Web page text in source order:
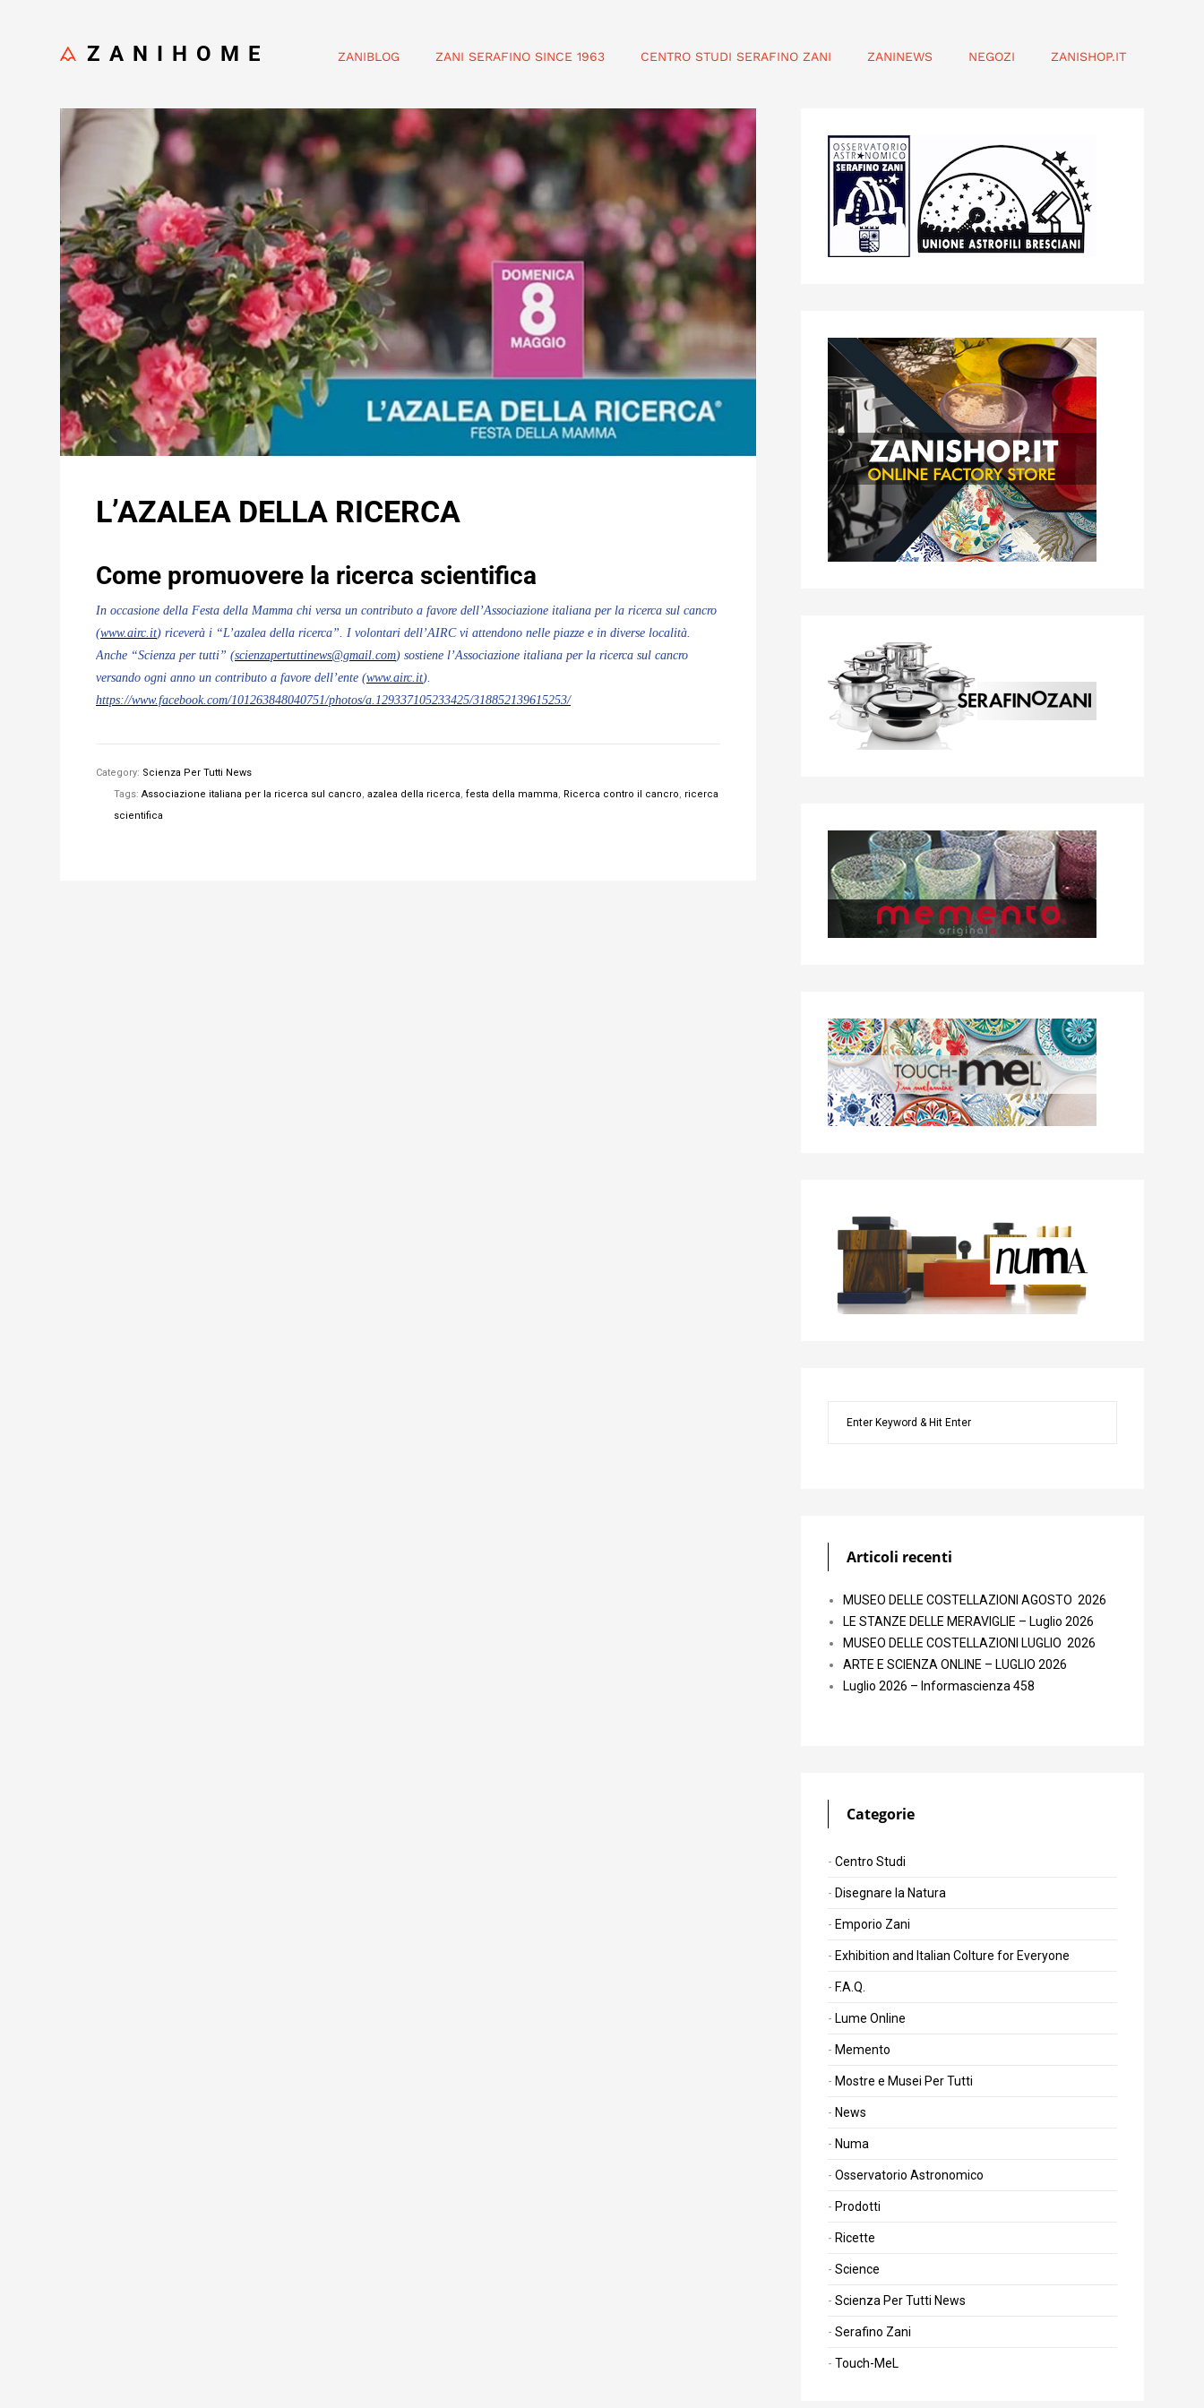
ZANIHOME ZANIBLOG ZANI SERAFINO SINCE 1963 CENTRO STUDI SERAFINO ZANI ZANINEWS NEGOZI ZANISHOP.IT
L’AZALEA DELLA RICERCA
Come promuovere la ricerca scientifica
In occasione della Festa della Mamma chi versa un contributo a favore dell’Associazione italiana per la ricerca sul cancro
(www.airc.it) riceverà i “L’azalea della ricerca”. I volontari dell’AIRC vi attendono nelle piazze e in diverse località.
Anche “Scienza per tutti” (scienzapertuttinews@gmail.com) sostiene l’Associazione italiana per la ricerca sul cancro
versando ogni anno un contributo a favore dell’ente (www.airc.it).
https://www.facebook.com/101263848040751/photos/a.129337105233425/318852139615253/
Category: Scienza Per Tutti News
Tags: Associazione italiana per la ricerca sul cancro, azalea della ricerca, festa della mamma, Ricerca contro il cancro, ricerca
scientifica
Articoli recenti
MUSEO DELLE COSTELLAZIONI AGOSTO 2026
LE STANZE DELLE MERAVIGLIE – Luglio 2026
MUSEO DELLE COSTELLAZIONI LUGLIO 2026
ARTE E SCIENZA ONLINE – LUGLIO 2026
Luglio 2026 – Informascienza 458
Categorie
Centro Studi
Disegnare la Natura
Emporio Zani
Exhibition and Italian Colture for Everyone
F.A.Q.
Lume Online
Memento
Mostre e Musei Per Tutti
News
Numa
Osservatorio Astronomico
Prodotti
Ricette
Science
Scienza Per Tutti News
Serafino Zani
Touch-MeL